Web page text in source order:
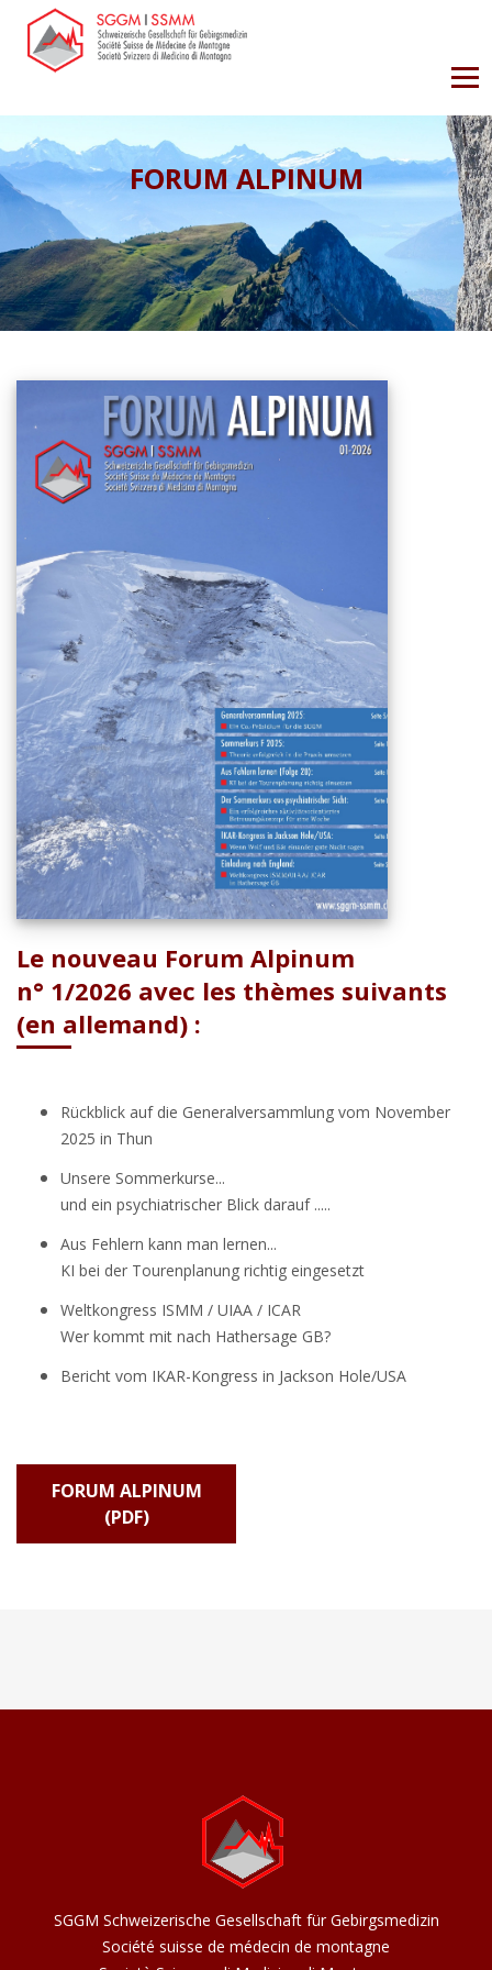
FORUM ALPINUM
Le nouveau Forum Alpinum
n° 1/2026 avec les thèmes suivants
(en allemand) :
Rückblick auf die Generalversammlung vom November
2025 in Thun
Unsere Sommerkurse...
und ein psychiatrischer Blick darauf .....
Aus Fehlern kann man lernen...
KI bei der Tourenplanung richtig eingesetzt
Weltkongress ISMM / UIAA / ICAR
Wer kommt mit nach Hathersage GB?
Bericht vom IKAR-Kongress in Jackson Hole/USA
FORUM ALPINUM
(PDF)
SGGM Schweizerische Gesellschaft für Gebirgsmedizin
Société suisse de médecin de montagne